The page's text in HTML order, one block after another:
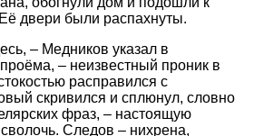
двери были распахнуты.
– Медников указал в
– неизвестный проник в
расправился с
скривился и сплюнул, словно
фраз, – настоящую
Следов – нихрена,